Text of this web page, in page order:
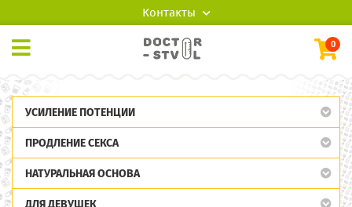
Контакты
0
УСИЛЕНИЕ ПОТЕНЦИИ
ПРОДЛЕНИЕ СЕКСА
НАТУРАЛЬНАЯ ОСНОВА
ДЛЯ ДЕВУШЕК